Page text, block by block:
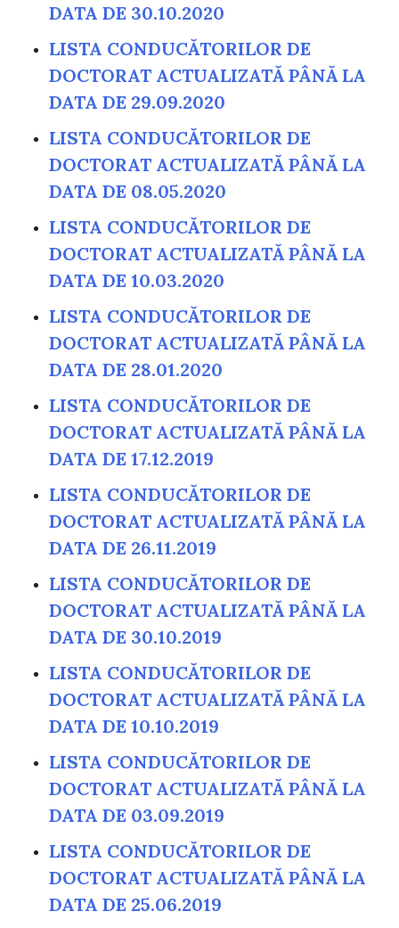
DATA DE 30.10.2020
LISTA CONDUCĂTORILOR DE
DOCTORAT ACTUALIZATĂ PÂNĂ LA
DATA DE 29.09.2020
LISTA CONDUCĂTORILOR DE
DOCTORAT ACTUALIZATĂ PÂNĂ LA
DATA DE 08.05.2020
LISTA CONDUCĂTORILOR DE
DOCTORAT ACTUALIZATĂ PÂNĂ LA
DATA DE 10.03.2020
LISTA CONDUCĂTORILOR DE
DOCTORAT ACTUALIZATĂ PÂNĂ LA
DATA DE 28.01.2020
LISTA CONDUCĂTORILOR DE
DOCTORAT ACTUALIZATĂ PÂNĂ LA
DATA DE 17.12.2019
LISTA CONDUCĂTORILOR DE
DOCTORAT ACTUALIZATĂ PÂNĂ LA
DATA DE 26.11.2019
LISTA CONDUCĂTORILOR DE
DOCTORAT ACTUALIZATĂ PÂNĂ LA
DATA DE 30.10.2019
LISTA CONDUCĂTORILOR DE
DOCTORAT ACTUALIZATĂ PÂNĂ LA
DATA DE 10.10.2019
LISTA CONDUCĂTORILOR DE
DOCTORAT ACTUALIZATĂ PÂNĂ LA
DATA DE 03.09.2019
LISTA CONDUCĂTORILOR DE
DOCTORAT ACTUALIZATĂ PÂNĂ LA
DATA DE 25.06.2019